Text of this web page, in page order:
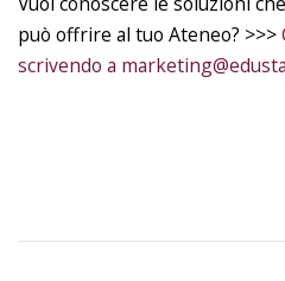
può offrire al tuo Ateneo? >>>
scrivendo a